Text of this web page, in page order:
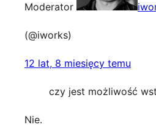
Moderator
(@iworks)
12 lat, 8 miesięcy temu
czy jest możliwość
Nie.